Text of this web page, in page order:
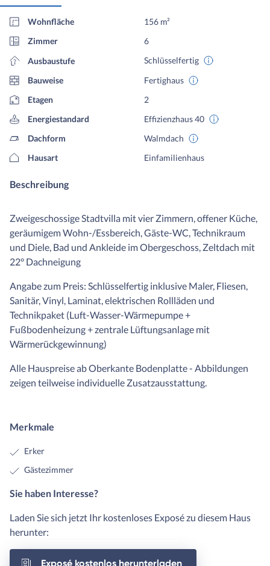
Wohnfläche
156 m²
Zimmer
6
Ausbaustufe
Schlüsselfertig
Bauweise
Fertighaus
Etagen
2
Energiestandard
Effizienzhaus 40
Dachform
Walmdach
Hausart
Einfamilienhaus
Beschreibung
Zweigeschossige Stadtvilla mit vier Zimmern, offener Küche,
geräumigem Wohn-/Essbereich, Gäste-WC, Technikraum
und Diele, Bad und Ankleide im Obergeschoss, Zeltdach mit
22° Dachneigung
Angabe zum Preis: Schlüsselfertig inklusive Maler, Fliesen,
Sanitär, Vinyl, Laminat, elektrischen Rollläden und
Technikpaket (Luft-Wasser-Wärmepumpe +
Fußbodenheizung + zentrale Lüftungsanlage mit
Wärmerückgewinnung)
Alle Hauspreise ab Oberkante Bodenplatte - Abbildungen
zeigen teilweise individuelle Zusatzausstattung.
Merkmale
Erker
Gästezimmer
Sie haben Interesse?
Laden Sie sich jetzt Ihr kostenloses Exposé zu diesem Haus
herunter:
Exposé kostenlos herunterladen